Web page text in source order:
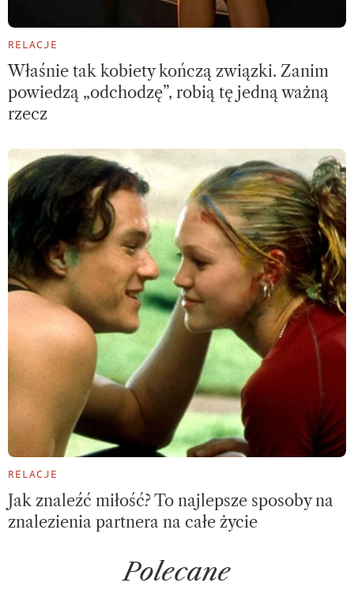
RELACJE
Właśnie tak kobiety kończą związki. Zanim
powiedzą „odchodzę”, robią tę jedną ważną
rzecz
RELACJE
Jak znaleźć miłość? To najlepsze sposoby na
znalezienia partnera na całe życie
Polecane